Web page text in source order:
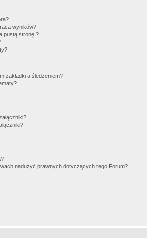
wyników?
pustą stronę!?
zakładki a śledzeniem?
nadużyć prawnych dotyczących tego Forum?